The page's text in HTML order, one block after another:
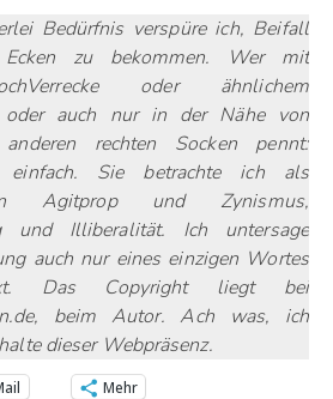
Bedürfnis verspüre ich, Beifall
zu bekommen. Wer mit
oder ähnlichem
oder auch nur in der Nähe von
rechten Socken pennt:
einfach. Sie betrachte ich als
Agitprop und Zynismus,
und Illiberalität. Ich untersage
auch nur eines einzigen Wortes
Das Copyright liegt bei
beim Autor. Ach was, ich
dieser Webpräsenz.
Mehr